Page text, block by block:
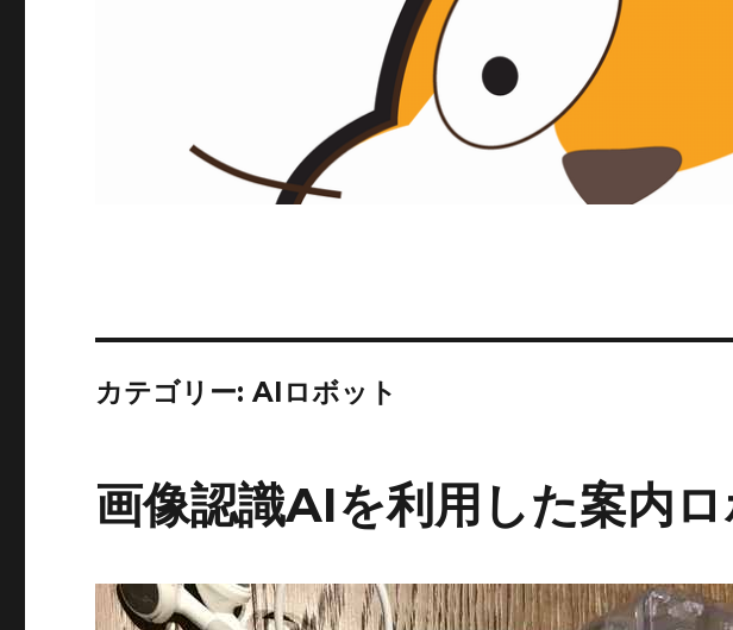
カテゴリー:AIロボット
画像認識AIを利用した案内ロ